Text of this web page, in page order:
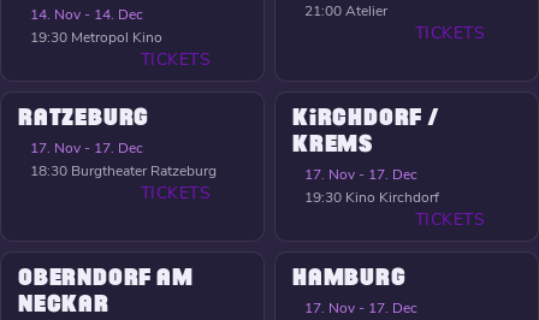
14. Nov - 14. Dec
19:30 Metropol Kino
TICKETS
21:00Atelier
TICKETS
RATZEBURG
17. Nov - 17. Dec
18:30 Burgtheater Ratzeburg
TICKETS
KIRCHDORF /
KREMS
17. Nov - 17. Dec
19:30 Kino Kirchdorf
TICKETS
OBERNDORF AM
NECKAR
HAMBURG
17. Nov - 17. Dec